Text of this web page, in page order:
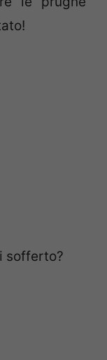
sofferto?